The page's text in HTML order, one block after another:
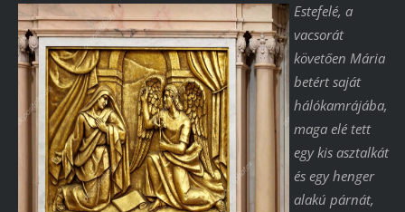
Estefelé, a
vacsorát
követően Mária
betért saját
hálókamrájába,
maga elé tett
egy kis asztalkát
és egy henger
alakú párnát,